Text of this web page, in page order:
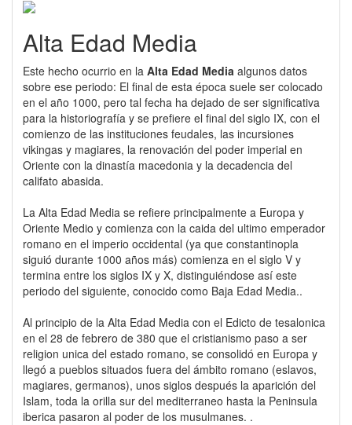
Alta Edad Media
Este hecho ocurrio en la Alta Edad Media algunos datos
sobre ese periodo: El final de esta época suele ser colocado
en el año 1000, pero tal fecha ha dejado de ser significativa
para la historiografía y se prefiere el final del siglo IX, con el
comienzo de las instituciones feudales, las incursiones
vikingas y magiares, la renovación del poder imperial en
Oriente con la dinastía macedonia y la decadencia del
califato abasida.
La Alta Edad Media se refiere principalmente a Europa y
Oriente Medio y comienza con la caida del ultimo emperador
romano en el imperio occidental (ya que constantinopla
siguió durante 1000 años más) comienza en el siglo V y
termina entre los siglos IX y X, distinguiéndose así este
periodo del siguiente, conocido como Baja Edad Media..
Al principio de la Alta Edad Media con el Edicto de tesalonica
en el 28 de febrero de 380 que el cristianismo paso a ser
religion unica del estado romano, se consolidó en Europa y
llegó a pueblos situados fuera del ámbito romano (eslavos,
magiares, germanos), unos siglos después la aparición del
Islam, toda la orilla sur del mediterraneo hasta la Peninsula
iberica pasaron al poder de los musulmanes. .